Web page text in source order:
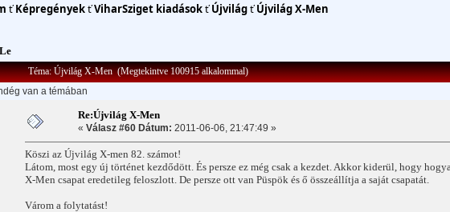
ťKépregényekťViharSziget kiadásokťÚjvilágťÚjvilág X-Men
Le
Téma: Újvilág X-Men (Megtekintve 100915 alkalommal)
van a témában
Re:Újvilág X-Men
« Válasz #60 Dátum: 2011-06-06, 21:47:49 »
Köszi az Újvilág X-men 82. számot!
Látom, most egy új történet kezdődött. És persze ez még csak a kezdet. Akkor kiderül, hogy
X-Men csapat eredetileg feloszlott. De persze ott van Püspök és ő összeállítja a saját csapatát.
Várom a folytatást!